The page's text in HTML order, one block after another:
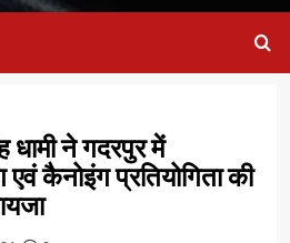
धामी ने गदरपुर में
एवं कैनोइंग प्रतियोगिता की